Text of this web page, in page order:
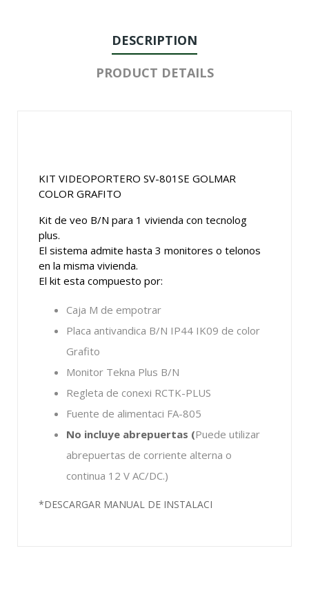
DESCRIPTION
PRODUCT DETAILS
KIT VIDEOPORTERO SV-801SE GOLMAR
COLOR GRAFITO
Kit de veo B/N para 1 vivienda con tecnolog
plus.
El sistema admite hasta 3 monitores o telonos
en la misma vivienda.
El kit esta compuesto por:
Caja M de empotrar
Placa antivandica B/N IP44 IK09 de color
Grafito
Monitor Tekna Plus B/N
Regleta de conexi RCTK-PLUS
Fuente de alimentaci FA-805
No incluye abrepuertas (Puede utilizar
abrepuertas de corriente alterna o
continua 12 V AC/DC.)
*DESCARGAR MANUAL DE INSTALACI